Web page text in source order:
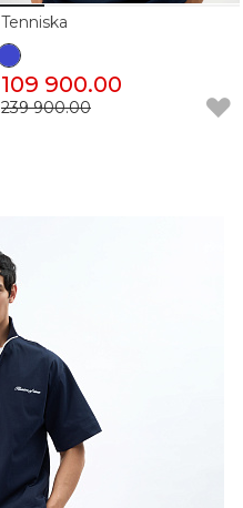
Tenniska
109 900.00
239 900.00